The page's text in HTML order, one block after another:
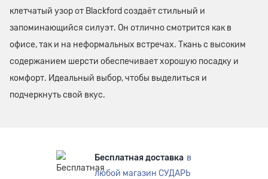
клетчатый узор от Blackford создаёт стильный и
запоминающийся силуэт. Он отлично смотрится как в
офисе, так и на неформальных встречах. Ткань с высоким
содержанием шерсти обеспечивает хорошую посадку и
комфорт. Идеальный выбор, чтобы выделиться и
подчеркнуть свой вкус.
Бесплатная доставка в
любой магазин СУДАРЬ